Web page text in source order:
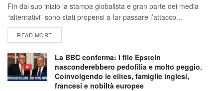
Fin dal suo inizio la stampa globalista e gran parte dei media
“alternativi” sono stati propensi a far passare l’attacco...
READ MORE
La BBC conferma: i file Epstein
nasconderebbero pedofilia e molto peggio.
Coinvolgendo le elites, famiglie inglesi,
francesi e nobiltà europee